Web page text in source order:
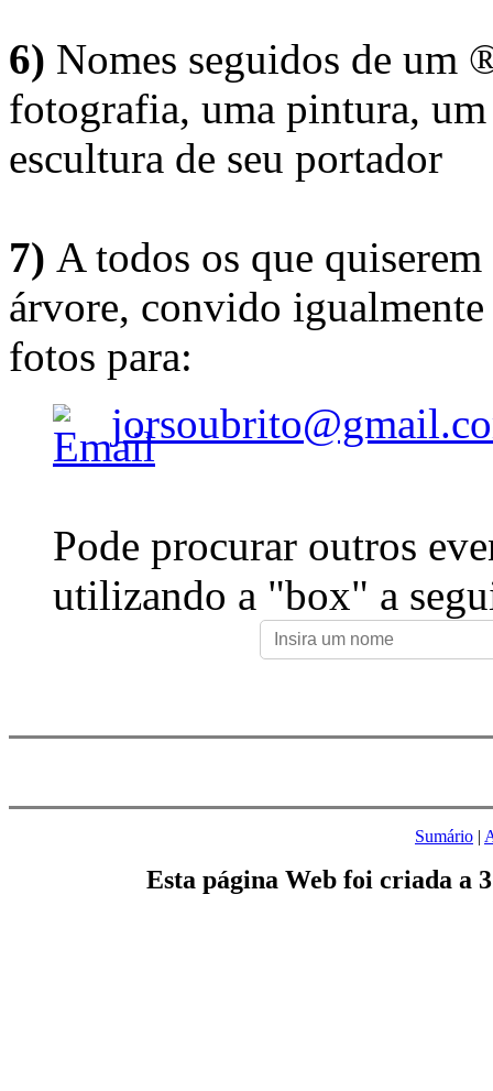
6) Nomes seguidos de um
fotografia, uma pintura,
escultura de seu portador
7) A todos os que
árvore, convido
fotos para:
Pode procurar outros
utilizando a "box" a
Sumário |
Esta página Web foi criada a